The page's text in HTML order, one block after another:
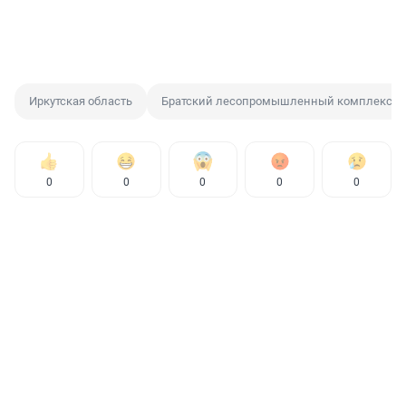
Иркутская область Братский лесопромышленный комплекс
0 0 0 0 0